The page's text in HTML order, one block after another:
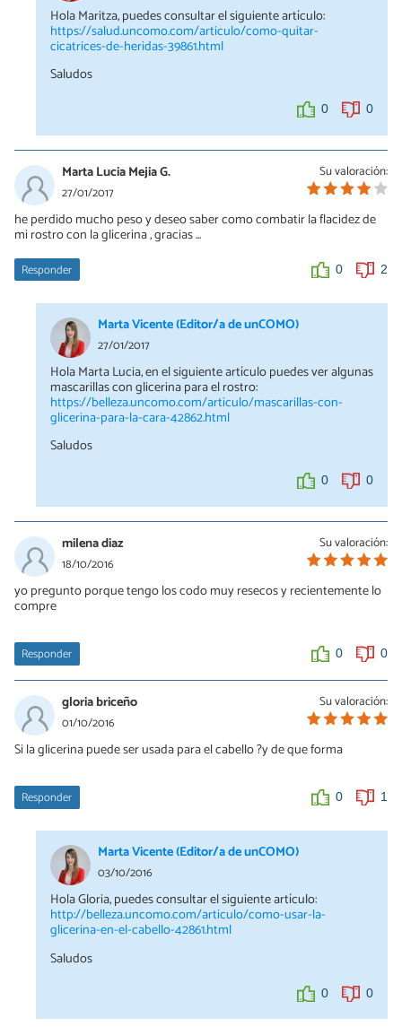
Hola Maritza, puedes consultar el siguiente artículo:
https://salud.uncomo.com/articulo/como-quitar-
cicatrices-de-heridas-39861.html
Saludos
0 0
Su valoración:
Marta Lucia Mejia G.
27/01/2017
he perdido mucho peso y deseo saber como combatir la flacidez de
mi rostro con la glicerina , gracias ...
Responder 0 2
Marta Vicente (Editor/a de unCOMO)
27/01/2017
Hola Marta Lucia, en el siguiente artículo puedes ver algunas
mascarillas con glicerina para el rostro:
https://belleza.uncomo.com/articulo/mascarillas-con-
glicerina-para-la-cara-42862.html
Saludos
0 0
Su valoración:
milena diaz
18/10/2016
yo pregunto porque tengo los codo muy resecos y recientemente lo
compre
Responder 0 0
Su valoración:
gloria briceño
01/10/2016
Si la glicerina puede ser usada para el cabello ?y de que forma
Responder 0 1
Marta Vicente (Editor/a de unCOMO)
03/10/2016
Hola Gloria, puedes consultar el siguiente artículo:
http://belleza.uncomo.com/articulo/como-usar-la-
glicerina-en-el-cabello-42861.html
Saludos
0 0